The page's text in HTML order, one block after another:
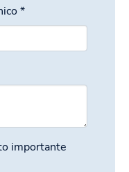
*
importante